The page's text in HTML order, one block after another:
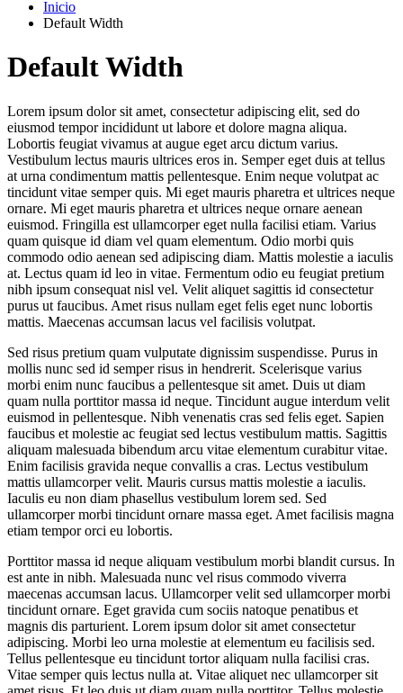
Inicio
Default Width
Default Width
Lorem ipsum dolor sit amet, consectetur adipiscing elit, sed do
eiusmod tempor incididunt ut labore et dolore magna aliqua.
Lobortis feugiat vivamus at augue eget arcu dictum varius.
Vestibulum lectus mauris ultrices eros in. Semper eget duis at tellus
at urna condimentum mattis pellentesque. Enim neque volutpat ac
tincidunt vitae semper quis. Mi eget mauris pharetra et ultrices neque
ornare. Mi eget mauris pharetra et ultrices neque ornare aenean
euismod. Fringilla est ullamcorper eget nulla facilisi etiam. Varius
quam quisque id diam vel quam elementum. Odio morbi quis
commodo odio aenean sed adipiscing diam. Mattis molestie a iaculis
at. Lectus quam id leo in vitae. Fermentum odio eu feugiat pretium
nibh ipsum consequat nisl vel. Velit aliquet sagittis id consectetur
purus ut faucibus. Amet risus nullam eget felis eget nunc lobortis
mattis. Maecenas accumsan lacus vel facilisis volutpat.
Sed risus pretium quam vulputate dignissim suspendisse. Purus in
mollis nunc sed id semper risus in hendrerit. Scelerisque varius
morbi enim nunc faucibus a pellentesque sit amet. Duis ut diam
quam nulla porttitor massa id neque. Tincidunt augue interdum velit
euismod in pellentesque. Nibh venenatis cras sed felis eget. Sapien
faucibus et molestie ac feugiat sed lectus vestibulum mattis. Sagittis
aliquam malesuada bibendum arcu vitae elementum curabitur vitae.
Enim facilisis gravida neque convallis a cras. Lectus vestibulum
mattis ullamcorper velit. Mauris cursus mattis molestie a iaculis.
Iaculis eu non diam phasellus vestibulum lorem sed. Sed
ullamcorper morbi tincidunt ornare massa eget. Amet facilisis magna
etiam tempor orci eu lobortis.
Porttitor massa id neque aliquam vestibulum morbi blandit cursus. In
est ante in nibh. Malesuada nunc vel risus commodo viverra
maecenas accumsan lacus. Ullamcorper velit sed ullamcorper morbi
tincidunt ornare. Eget gravida cum sociis natoque penatibus et
magnis dis parturient. Lorem ipsum dolor sit amet consectetur
adipiscing. Morbi leo urna molestie at elementum eu facilisis sed.
Tellus pellentesque eu tincidunt tortor aliquam nulla facilisi cras.
Vitae semper quis lectus nulla at. Vitae aliquet nec ullamcorper sit